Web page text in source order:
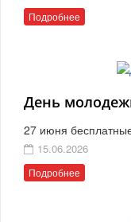
Подробнее
День
27 июня
15.06.2026
Подробнее